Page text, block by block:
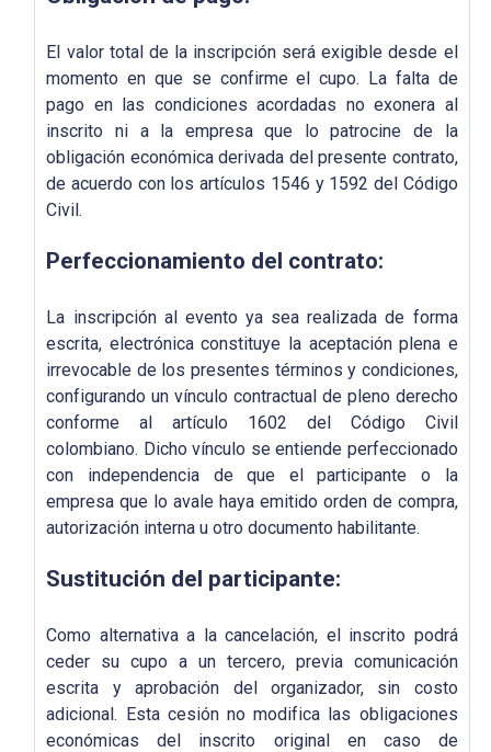
El valor total de la inscripción será exigible desde el
momento en que se confirme el cupo. La falta de
pago en las condiciones acordadas no exonera al
inscrito ni a la empresa que lo patrocine de la
obligación económica derivada del presente contrato,
de acuerdo con los artículos 1546 y 1592 del Código
Civil.
Perfeccionamiento del contrato:
La inscripción al evento ya sea realizada de forma
escrita, electrónica constituye la aceptación plena e
irrevocable de los presentes términos y condiciones,
configurando un vínculo contractual de pleno derecho
conforme al artículo 1602 del Código Civil
colombiano. Dicho vínculo se entiende perfeccionado
con independencia de que el participante o la
empresa que lo avale haya emitido orden de compra,
autorización interna u otro documento habilitante.
Sustitución del participante:
Como alternativa a la cancelación, el inscrito podrá
ceder su cupo a un tercero, previa comunicación
escrita y aprobación del organizador, sin costo
adicional. Esta cesión no modifica las obligaciones
económicas del inscrito original en caso de